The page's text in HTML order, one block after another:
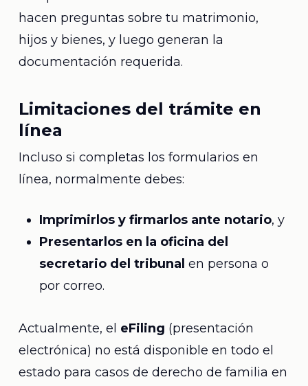
hacen preguntas sobre tu matrimonio,
hijos y bienes, y luego generan la
documentación requerida.
Limitaciones del trámite en
línea
Incluso si completas los formularios en
línea, normalmente debes:
Imprimirlos y firmarlos ante notario, y
Presentarlos en la oficina del
secretario del tribunal en persona o
por correo.
Actualmente, el eFiling (presentación
electrónica) no está disponible en todo el
estado para casos de derecho de familia en